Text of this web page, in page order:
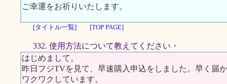
ご幸運をお祈りいたします。
[タイトル一覧] [TOP PAGE]
332. 使用方法について教えてください・
はじめまして。
昨日フジTVを見て、早速購入申込をしました。早く届
ワクワクしています。